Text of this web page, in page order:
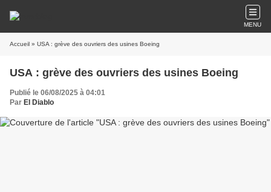
MENU
Accueil » USA : grève des ouvriers des usines Boeing
USA : grève des ouvriers des usines Boeing
Publié le 06/08/2025 à 04:01
Par El Diablo